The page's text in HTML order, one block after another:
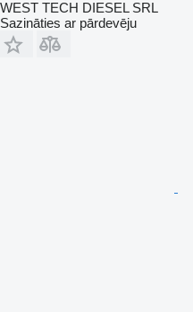
WEST TECH DIESEL SRL
Sazināties ar pārdevēju